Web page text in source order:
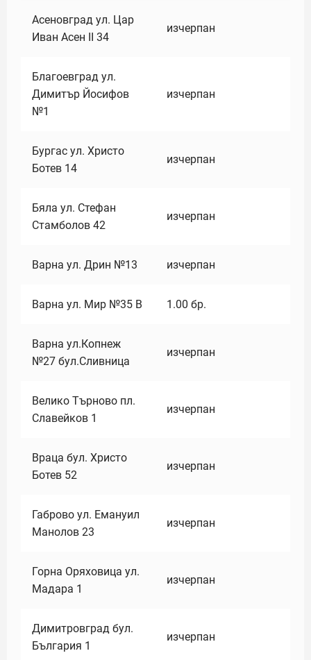
Асеновград ул. Цар
Иван Асен II 34
изчерпан
Благоевград ул.
Димитър Йосифов
№1
изчерпан
Бургас ул. Христо
Ботев 14
изчерпан
Бяла ул. Стефан
Стамболов 42
изчерпан
Варна ул. Дрин №13 изчерпан
Варна ул. Мир №35 В 1.00 бр.
Варна ул.Копнеж
№27 бул.Сливница
изчерпан
Велико Търново пл.
Славейков 1
изчерпан
Враца бул. Христо
Ботев 52
изчерпан
Габрово ул. Емануил
Манолов 23
изчерпан
Горна Оряховица ул.
Мадара 1
изчерпан
Димитровград бул.
България 1
изчерпан